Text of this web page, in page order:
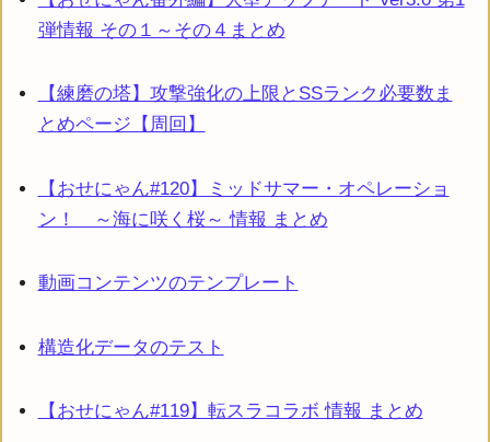
弾情報 その１～その４まとめ
【練磨の塔】攻撃強化の上限とSSランク必要数ま
とめページ【周回】
【おせにゃん#120】ミッドサマー・オペレーショ
ン！ ～海に咲く桜～ 情報 まとめ
動画コンテンツのテンプレート
構造化データのテスト
【おせにゃん#119】転スラコラボ 情報 まとめ